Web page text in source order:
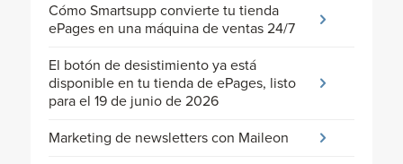
Cómo Smartsupp convierte tu tienda
ePages en una máquina de ventas 24/7
El botón de desistimiento ya está
disponible en tu tienda de ePages, listo
para el 19 de junio de 2026
Marketing de newsletters con Maileon